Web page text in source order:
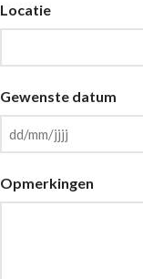
Locatie
Gewenste datum
Opmerkingen